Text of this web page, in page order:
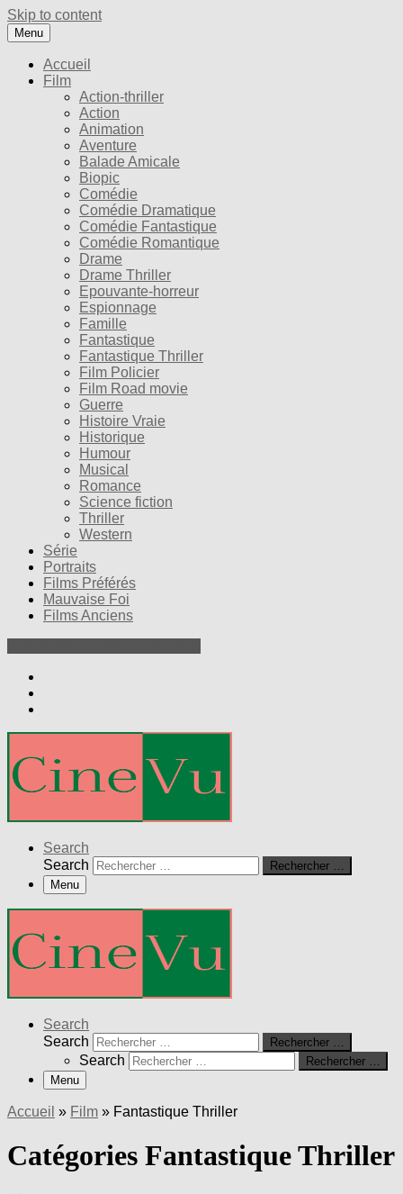
Skip to content
Menu
Accueil
Film
Action-thriller
Action
Animation
Aventure
Balade Amicale
Biopic
Comédie
Comédie Dramatique
Comédie Fantastique
Comédie Romantique
Drame
Drame Thriller
Epouvante-horreur
Espionnage
Famille
Fantastique
Fantastique Thriller
Film Policier
Film Road movie
Guerre
Histoire Vraie
Historique
Humour
Musical
Romance
Science fiction
Thriller
Western
Série
Portraits
Films Préférés
Mauvaise Foi
Films Anciens
Search
Search
Rechercher …
Menu
Search
Search
Rechercher …
Search
Rechercher …
Menu
Accueil » Film » Fantastique Thriller
Catégories Fantastique Thriller